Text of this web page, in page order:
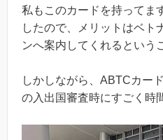
私もこのカードを持ってま
したので、メリットはベト
ンへ案内してくれるという
しかしながら、ABTCカー
の入出国審査時にすごく時